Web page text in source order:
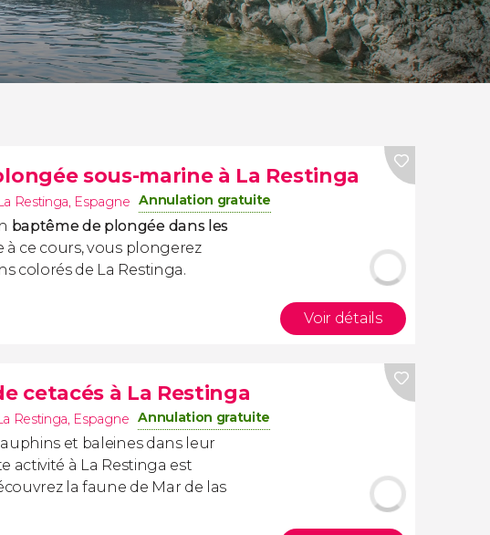
sous-marine à La Restinga
Restinga, Espagne Annulation gratuite
baptême de plongée dans les
à ce cours, vous plongerez
colorés de La Restinga.
Voir détails
cetacés à La Restinga
Restinga, Espagne Annulation gratuite
et baleines dans leur
activité à La Restinga est
la faune de Mar de las